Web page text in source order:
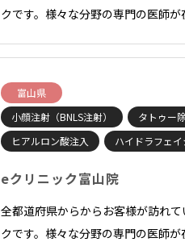
クです。様々な分野の専門の医師
富山県
小顔注射（BNLS注射）
タトゥー
ヒアルロン酸注入
ハイドラフェイ
eクリニック富山院
全都道府県からからお客様が訪れ
クです。様々な分野の専門の医師